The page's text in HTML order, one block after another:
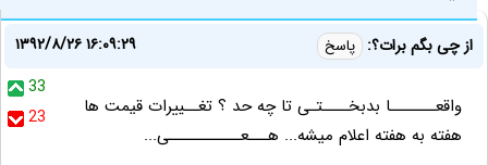
از چی بگم برات؟: پاسخ
۱۳۹۲/۸/۲۶ ۱۶:۰۹:۲۹
33
23
واقعـــــــا بدبخــــتـی تا چه حد ؟ تغــییرات قیمت ها
هفته به هفته اعلام میشه... هـــعـــــــــــی...